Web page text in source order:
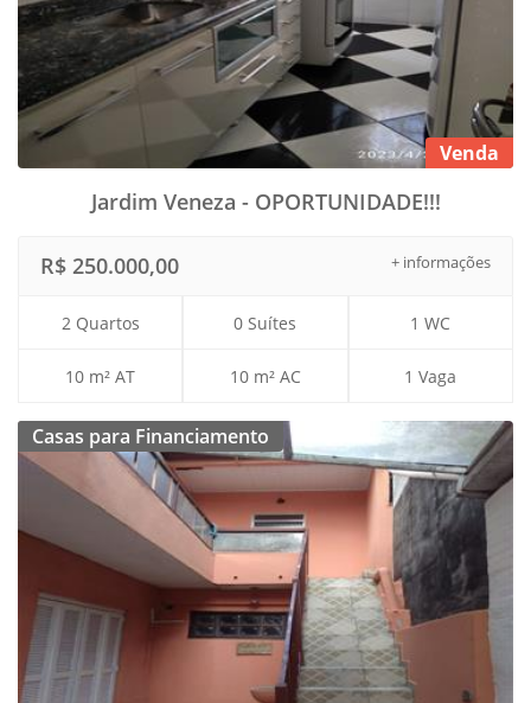
Venda
Jardim Veneza - OPORTUNIDADE!!!
+ informações
R$ 250.000,00
2 Quartos 0 Suítes 1 WC
10 m² AT 10 m² AC 1 Vaga
Casas para Financiamento